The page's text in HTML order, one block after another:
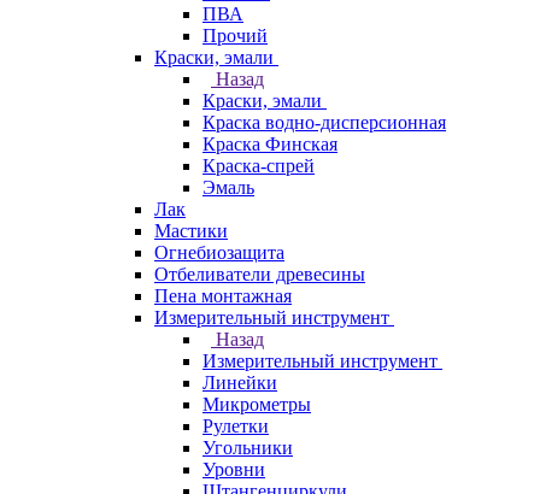
ПВА
Прочий
Краски, эмали
Назад
Краски, эмали
Краска водно-дисперсионная
Краска Финская
Краска-спрей
Эмаль
Лак
Мастики
Огнебиозащита
Отбеливатели древесины
Пена монтажная
Измерительный инструмент
Назад
Измерительный инструмент
Линейки
Микрометры
Рулетки
Угольники
Уровни